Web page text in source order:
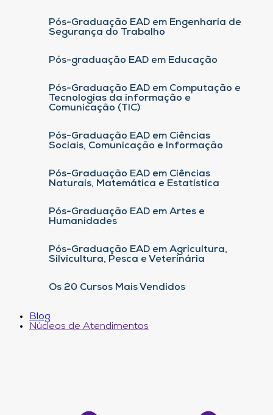
Pós-Graduação EAD em Engenharia de
Segurança do Trabalho
Pós-graduação EAD em Educação
Pós-Graduação EAD em Computação e
Tecnologias da informação e
Comunicação (TIC)
Pós-Graduação EAD em Ciências
Sociais, Comunicação e Informação
Pós-Graduação EAD em Ciências
Naturais, Matemática e Estatística
Pós-Graduação EAD em Artes e
Humanidades
Pós-Graduação EAD em Agricultura,
Silvicultura, Pesca e Veterinária
Os 20 Cursos Mais Vendidos
Blog
Núcleos de Atendimentos